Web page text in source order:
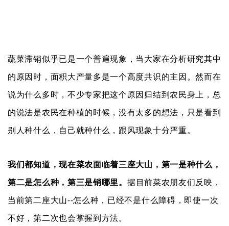
蔬菜滞销似乎已是一个普遍现象，当大家在分析研究其中
的原因时，面积大产量多是一个高度共识的主因。然而在
说为什么多时，不少专家把这个原因归结到农民身上，总
的说法是农民在种植的时候，没有太多的想法，只是看到
别人种什么，自己就种什么，跟风现象十分严重。
我们都知道，现在菜农面临着三座大山，第一是种什么，
第二是怎么种，第三是销哪里。 据目前菜农朋友们反映，
当前第二座大山--怎么种，已经不是什么障碍，即使一次
不好，第二次也会掌握到方法。